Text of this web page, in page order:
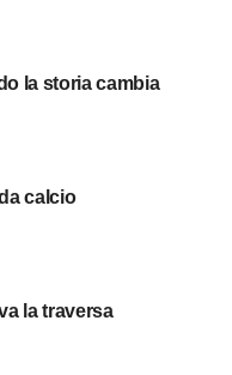
la storia cambia
calcio
la traversa